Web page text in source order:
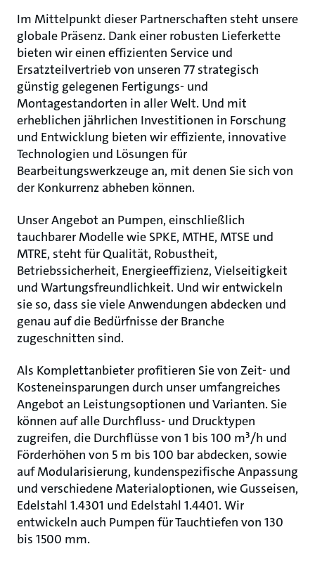
Im Mittelpunkt dieser Partnerschaften steht unsere
globale Präsenz. Dank einer robusten Lieferkette
bieten wir einen effizienten Service und
Ersatzteilvertrieb von unseren 77 strategisch
günstig gelegenen Fertigungs- und
Montagestandorten in aller Welt. Und mit
erheblichen jährlichen Investitionen in Forschung
und Entwicklung bieten wir effiziente, innovative
Technologien und Lösungen für
Bearbeitungswerkzeuge an, mit denen Sie sich von
der Konkurrenz abheben können.
Unser Angebot an Pumpen, einschließlich
tauchbarer Modelle wie SPKE, MTHE, MTSE und
MTRE, steht für Qualität, Robustheit,
Betriebssicherheit, Energieeffizienz, Vielseitigkeit
und Wartungsfreundlichkeit. Und wir entwickeln
sie so, dass sie viele Anwendungen abdecken und
genau auf die Bedürfnisse der Branche
zugeschnitten sind.
Als Komplettanbieter profitieren Sie von Zeit- und
Kosteneinsparungen durch unser umfangreiches
Angebot an Leistungsoptionen und Varianten. Sie
können auf alle Durchfluss- und Drucktypen
zugreifen, die Durchflüsse von 1 bis 100 m³/h und
Förderhöhen von 5 m bis 100 bar abdecken, sowie
auf Modularisierung, kundenspezifische Anpassung
und verschiedene Materialoptionen, wie Gusseisen,
Edelstahl 1.4301 und Edelstahl 1.4401. Wir
entwickeln auch Pumpen für Tauchtiefen von 130
bis 1500 mm.